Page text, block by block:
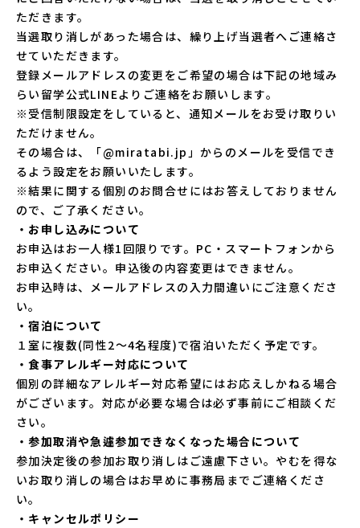
ただきます。
当選取り消しがあった場合は、繰り上げ当選者へご連絡さ
せていただきます。
登録メールアドレスの変更をご希望の場合は下記の地域み
らい留学公式LINEよりご連絡をお願いします。
※受信制限設定をしていると、通知メールをお受け取りい
ただけません。
その場合は、「@miratabi.jp」からのメールを受信でき
るよう設定をお願いいたします。
※結果に関する個別のお問合せにはお答えしておりません
ので、ご了承ください。
・お申し込みについて
お申込はお一人様1回限りです。PC・スマートフォンから
お申込ください。申込後の内容変更はできません。
お申込時は、メールアドレスの入力間違いにご注意くださ
い。
・宿泊について
１室に複数(同性2～4名程度)で宿泊いただく予定です。
・食事アレルギー対応について
個別の詳細なアレルギー対応希望にはお応えしかねる場合
がございます。対応が必要な場合は必ず事前にご相談くだ
さい。
・参加取消や急遽参加できなくなった場合について
参加決定後の参加お取り消しはご遠慮下さい。やむを得な
いお取り消しの場合はお早めに事務局までご連絡くださ
い。
・キャンセルポリシー